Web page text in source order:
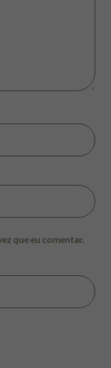
que eu comentar.